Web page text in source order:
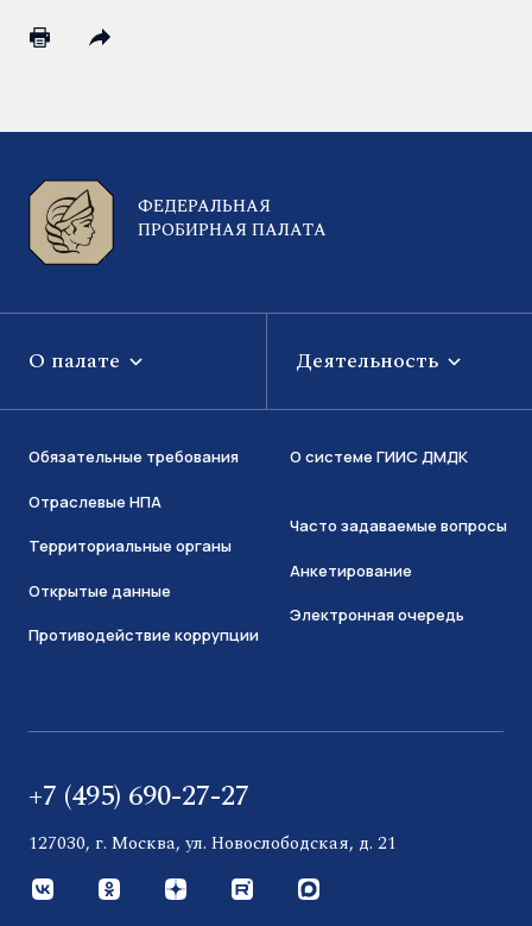
ФЕДЕРАЛЬНАЯ
ПРОБИРНАЯ ПАЛАТА
О палате Деятельность
Обязательные требования
Отраслевые НПА
Территориальные органы
Открытые данные
Противодействие коррупции
О системе ГИИС ДМДК
Часто задаваемые вопросы
Анкетирование
Электронная очередь
+7 (495) 690-27-27
127030, г. Москва, ул. Новослободская, д. 21